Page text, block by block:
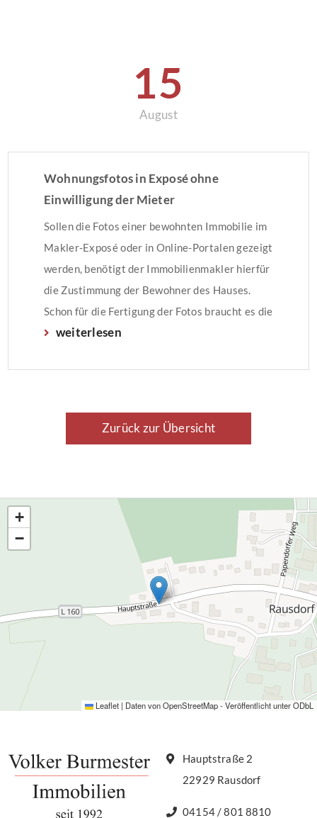
15
August
Wohnungsfotos in Exposé ohne
Einwilligung der Mieter
Sollen die Fotos einer bewohnten Immobilie im
Makler-Exposé oder in Online-Portalen gezeigt
werden, benötigt der Immobilienmakler hierfür
die Zustimmung der Bewohner des Hauses.
Schon für die Fertigung der Fotos braucht es die
Zustimmung. Denn: Fotos von bewohnten
weiterlesen
Zurück zur Übersicht
+
−
Leaflet | Daten vonOpenStreetMap- Veröffentlicht unterODbL
Hauptstraße 2
22929 Rausdorf
04154 / 801 8810